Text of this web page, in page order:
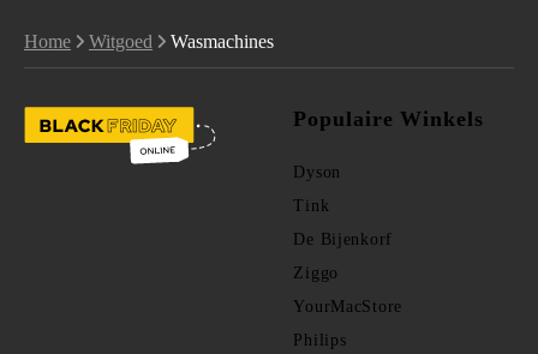
Home Witgoed Wasmachines
Populaire Winkels
Dyson
Tink
De Bijenkorf
Ziggo
YourMacStore
Philips